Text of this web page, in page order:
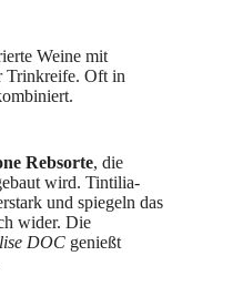
Weine mit
Trinkreife. Oft in
Rebsorte, die
wird. Tintilia-
und spiegeln das
wider. Die
DOCgenießt